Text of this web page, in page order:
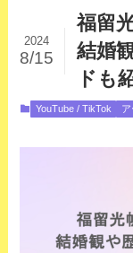
福留
結婚
ドも
2024
8/15
YouTube / TikTok ア